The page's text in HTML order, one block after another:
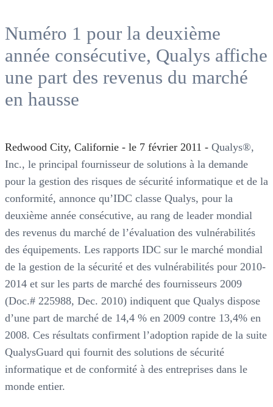
Numéro 1 pour la deuxième
année consécutive, Qualys affiche
une part des revenus du marché
en hausse
Redwood City, Californie - le 7 février 2011 - Qualys®,
Inc., le principal fournisseur de solutions à la demande
pour la gestion des risques de sécurité informatique et de la
conformité, annonce qu’IDC classe Qualys, pour la
deuxième année consécutive, au rang de leader mondial
des revenus du marché de l’évaluation des vulnérabilités
des équipements. Les rapports IDC sur le marché mondial
de la gestion de la sécurité et des vulnérabilités pour 2010-
2014 et sur les parts de marché des fournisseurs 2009
(Doc.# 225988, Dec. 2010) indiquent que Qualys dispose
d’une part de marché de 14,4 % en 2009 contre 13,4% en
2008. Ces résultats confirment l’adoption rapide de la suite
QualysGuard qui fournit des solutions de sécurité
informatique et de conformité à des entreprises dans le
monde entier.